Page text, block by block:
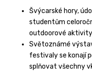
Švýcarské hory,
studentům
outdoorové
Světoznámé
festivaly se konají
splňovat všechny